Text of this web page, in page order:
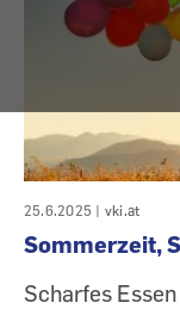
25.6.2025 | vki.at
Sommerzeit,
Scharfes